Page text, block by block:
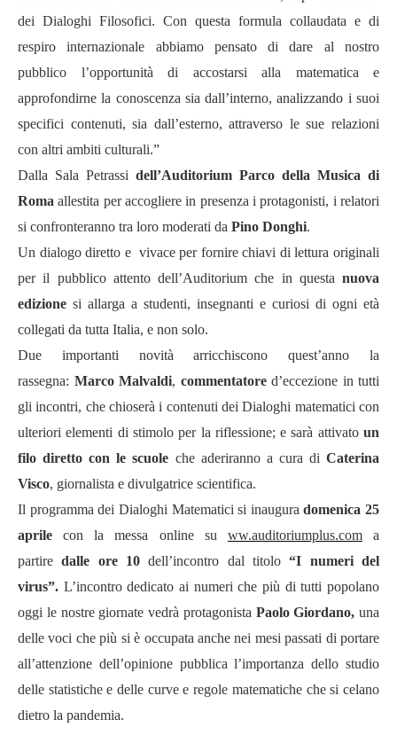
dei Dialoghi Filosofici. Con questa formula collaudata e di
respiro internazionale abbiamo pensato di dare al nostro
pubblico l’opportunità di accostarsi alla matematica e
approfondirne la conoscenza sia dall’interno, analizzando i suoi
specifici contenuti, sia dall’esterno, attraverso le sue relazioni
con altri ambiti culturali.”
Dalla Sala Petrassi dell’Auditorium Parco della Musica di
Roma allestita per accogliere in presenza i protagonisti, i relatori
si confronteranno tra loro moderati da Pino Donghi.
Un dialogo diretto e vivace per fornire chiavi di lettura originali
per il pubblico attento dell’Auditorium che in questa nuova
edizione si allarga a studenti, insegnanti e curiosi di ogni età
collegati da tutta Italia, e non solo.
Due importanti novitàarricchiscono quest’anno la
rassegna: Marco Malvaldi, commentatored’eccezione in tutti
gli incontri, che chioserài contenuti dei Dialoghi matematici con
ulteriori elementi di stimolo per la riflessione; e sarà attivato un
filo diretto con le scuole che aderiranno a cura di Caterina
Visco, giornalista e divulgatrice scientifica.
Il programma dei Dialoghi Matematici si inaugura domenica 25
aprile
con la messa online su ww.auditoriumplus.com
a
partire dalle ore 10 dell’incontro dal titolo “I numeri del
virus”. L’incontro dedicato ai numeri che più di tutti popolano
oggi le nostre giornate vedrà protagonista Paolo Giordano, una
delle voci che più siè occupata anche nei mesi passati di portare
all’attenzione dell’opinione pubblica l’importanza dello studio
delle statistiche e delle curve e regole matematiche che si celano
dietro la pandemia.